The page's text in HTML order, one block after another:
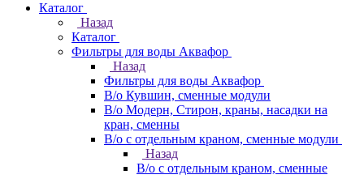
Каталог
Назад
Каталог
Фильтры для воды Аквафор
Назад
Фильтры для воды Аквафор
В/о Кувшин, сменные модули
В/о Модерн, Стирон, краны, насадки на
кран, сменны
В/о с отдельным краном, сменные модули
Назад
В/о с отдельным краном, сменные